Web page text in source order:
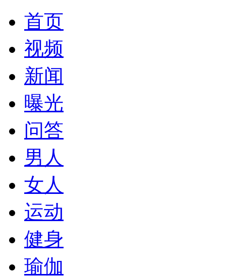
首页
视频
新闻
曝光
问答
男人
女人
运动
健身
瑜伽